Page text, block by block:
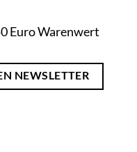
Euro Warenwert
NEWSLETTER